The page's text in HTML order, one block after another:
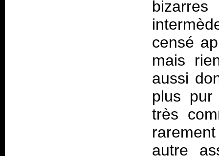
censé
mais
aussi
plus
très
autre